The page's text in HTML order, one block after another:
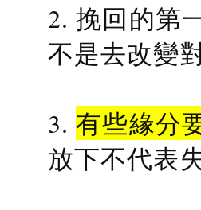
2. 挽回的第
不是去改變對
3.有些緣分
放下不代表